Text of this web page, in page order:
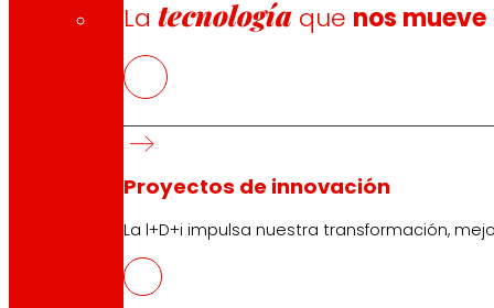
Latecnología que nos mueve
Proyectos de innovación
La l+D+i impulsa nuestra transformación,